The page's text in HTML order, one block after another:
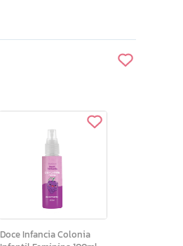
Doce Infancia Colonia